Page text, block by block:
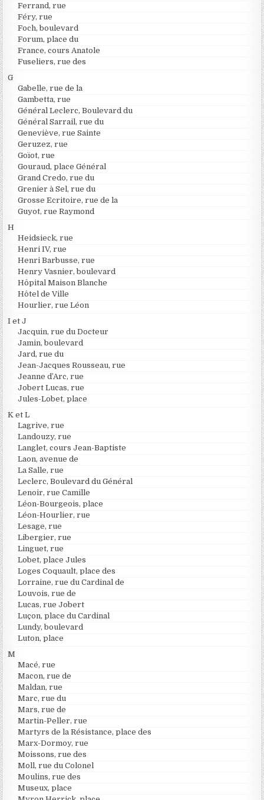
Ferrand, rue
Féry, rue
Foch, boulevard
Forum, place du
France, cours Anatole
Fuseliers, rue des
G
Gabelle, rue de la
Gambetta, rue
Général Leclerc, Boulevard du
Général Sarrail, rue du
Geneviève, rue Sainte
Geruzez, rue
Goïot, rue
Gouraud, place Général
Grand Credo, rue du
Grenier à Sel, rue du
Grosse Ecritoire, rue de la
Guyot, rue Raymond
H
Heidsieck, rue
Henri IV, rue
Henri Barbusse, rue
Henry Vasnier, boulevard
Hôpital Maison Blanche
Hôtel de Ville
Hourlier, rue Léon
I et J
Jacquin, rue du Docteur
Jamin, boulevard
Jard, rue du
Jean-Jacques Rousseau, rue
Jeanne d’Arc, rue
Jobert Lucas, rue
Jules-Lobet, place
K et L
Lagrive, rue
Landouzy, rue
Langlet, cours Jean-Baptiste
Laon, avenue de
La Salle, rue
Leclerc, Boulevard du Général
Lenoir, rue Camille
Léon-Bourgeois, place
Léon-Hourlier, rue
Lesage, rue
Libergier, rue
Linguet, rue
Lobet, place Jules
Loges Coquault, place des
Lorraine, rue du Cardinal de
Louvois, rue de
Lucas, rue Jobert
Luçon, place du Cardinal
Lundy, boulevard
Luton, place
M
Macé, rue
Macon, rue de
Maldan, rue
Marc, rue du
Mars, rue de
Martin-Peller, rue
Martyrs de la Résistance, place des
Marx-Dormoy, rue
Moissons, rue des
Moll, rue du Colonel
Moulins, rue des
Museux, place